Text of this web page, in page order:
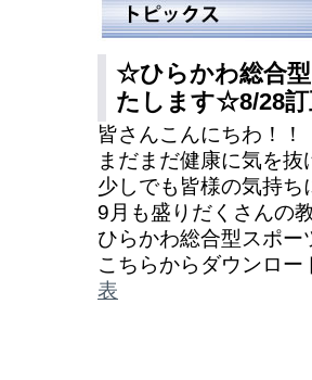
☆ひらかわ総合
たします☆8/28
皆さんこんにちわ！！
まだまだ健康に気を
少しでも皆様の気持
9月も盛りだくさんの
ひらかわ総合型スポ
こちらからダウンロ
表